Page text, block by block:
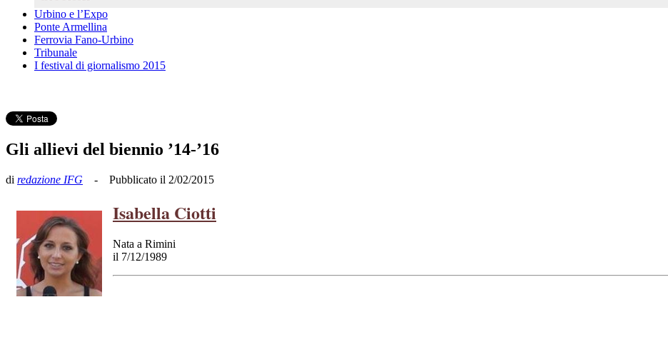
Urbino e l’Expo
Ponte Armellina
Ferrovia Fano-Urbino
Tribunale
I festival di giornalismo 2015
Gli allievi del biennio ’14-’16
di redazione IFG - Pubblicato il 2/02/2015
Isabella Ciotti
Nata a Rimini
il 7/12/1989